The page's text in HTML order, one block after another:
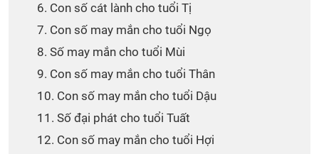
6. Con số cát lành cho tuổi Tị
7. Con số may mắn cho tuổi Ngọ
8. Số may mắn cho tuổi Mùi
9. Con số may mắn cho tuổi Thân
10. Con số may mắn cho tuổi Dậu
11. Số đại phát cho tuổi Tuất
12. Con số may mắn cho tuổi Hợi